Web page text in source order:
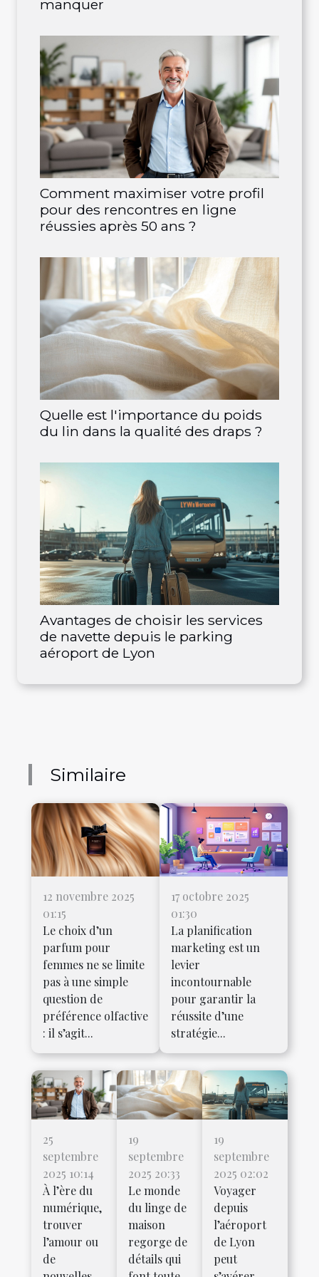
manquer
Comment maximiser votre profil
pour des rencontres en ligne
réussies après 50 ans ?
Quelle est l'importance du poids
du lin dans la qualité des draps ?
Avantages de choisir les services
de navette depuis le parking
aéroport de Lyon
Similaire
12 novembre 2025
01:15
Le choix d’un
parfum pour
femmes ne se limite
pas à une simple
question de
préférence olfactive
: il s’agit...
17 octobre 2025
01:30
La planification
marketing est un
levier
incontournable
pour garantir la
réussite d’une
stratégie...
25
septembre
2025 10:14
À l’ère du
numérique,
trouver
l’amour ou
de
19
septembre
2025 20:33
Le monde
du linge de
maison
regorge de
détails qui
19
septembre
2025 02:02
Voyager
depuis
l’aéroport
de Lyon
peut